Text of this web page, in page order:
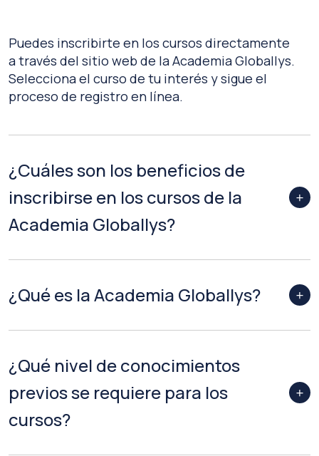
Puedes inscribirte en los cursos directamente
a través del sitio web de la Academia Globallys.
Selecciona el curso de tu interés y sigue el
proceso de registro en línea.
¿Cuáles son los beneficios de
inscribirse en los cursos de la
Academia Globallys?
¿Qué es la Academia Globallys?
¿Qué nivel de conocimientos
previos se requiere para los
cursos?